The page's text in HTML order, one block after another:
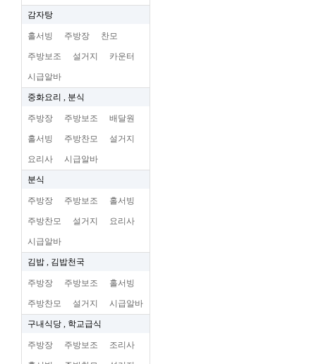
감자탕
홀서빙 주방장 찬모
주방보조 설거지 카운터
시급알바
중화요리 , 분식
주방장 주방보조 배달원
홀서빙 주방찬모 설거지
요리사 시급알바
분식
주방장 주방보조 홀서빙
주방찬모 설거지 요리사
시급알바
김밥 , 김밥천국
주방장 주방보조 홀서빙
주방찬모 설거지 시급알바
구내식당 , 학교급식
주방장 주방보조 조리사